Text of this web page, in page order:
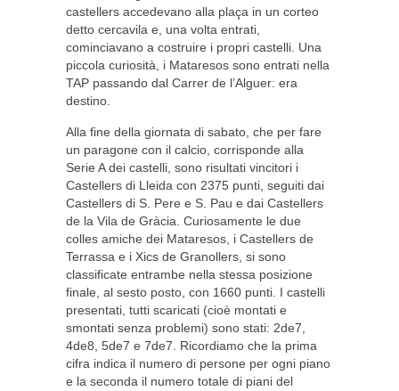
castellers accedevano alla plaça in un corteo
detto cercavila e, una volta entrati,
cominciavano a costruire i propri castelli. Una
piccola curiosità, i Mataresos sono entrati nella
TAP passando dal Carrer de l’Alguer: era
destino.
Alla fine della giornata di sabato, che per fare
un paragone con il calcio, corrisponde alla
Serie A dei castelli, sono risultati vincitori i
Castellers di Lleida con 2375 punti, seguiti dai
Castellers di S. Pere e S. Pau e dai Castellers
de la Vila de Gràcia. Curiosamente le due
colles amiche dei Mataresos, i Castellers de
Terrassa e i Xics de Granollers, si sono
classificate entrambe nella stessa posizione
finale, al sesto posto, con 1660 punti. I castelli
presentati, tutti scaricati (cioè montati e
smontati senza problemi) sono stati: 2de7,
4de8, 5de7 e 7de7. Ricordiamo che la prima
cifra indica il numero di persone per ogni piano
e la seconda il numero totale di piani del